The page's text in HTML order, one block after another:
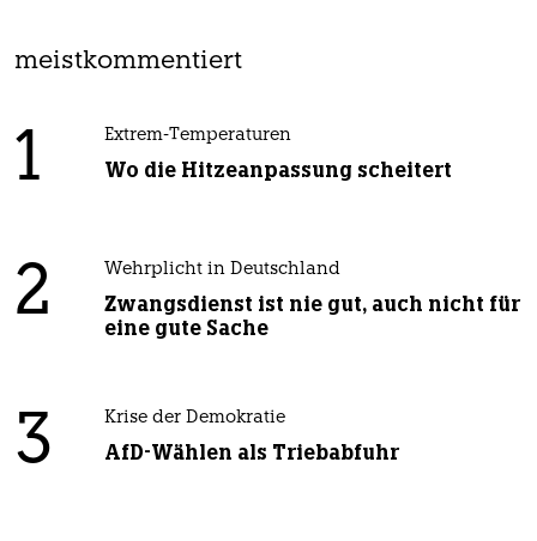
meistkommentiert
1 Extrem-Temperaturen
Wo die Hitzeanpassung scheitert
2 Wehrplicht in Deutschland
Zwangsdienst ist nie gut, auch nicht für
eine gute Sache
3 Krise der Demokratie
AfD-Wählen als Triebabfuhr